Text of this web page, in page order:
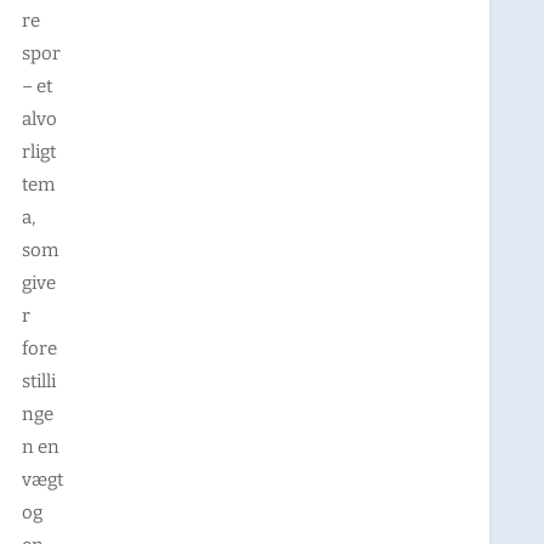
re
spor
– et
alvo
rligt
tem
a,
som
give
r
fore
stilli
nge
n en
vægt
og